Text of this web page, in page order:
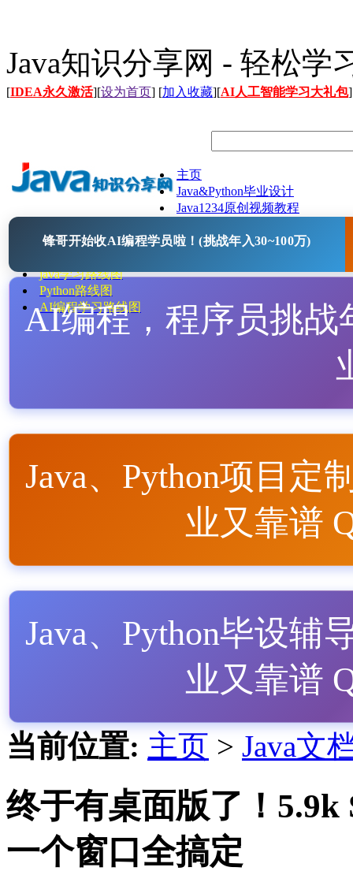
Java知识分享网 - 轻松学
[IDEA永久激活][设为首页] [加入收藏][AI人工智能学习大礼包]
主页
Java&Python毕业设计
Java1234原创视频教程
Java开源项目
java学习路线图
Python路线图
AI编程学习路线图
锋哥开始收AI编程学员啦！(挑战年入30~100万)
AI编程，程序员挑战
Java、Python项目定
业又靠谱
Java、Python毕设辅
业又靠谱
当前位置: 主页 > Java文
终于有桌面版了！5.9k
一个窗口全搞定